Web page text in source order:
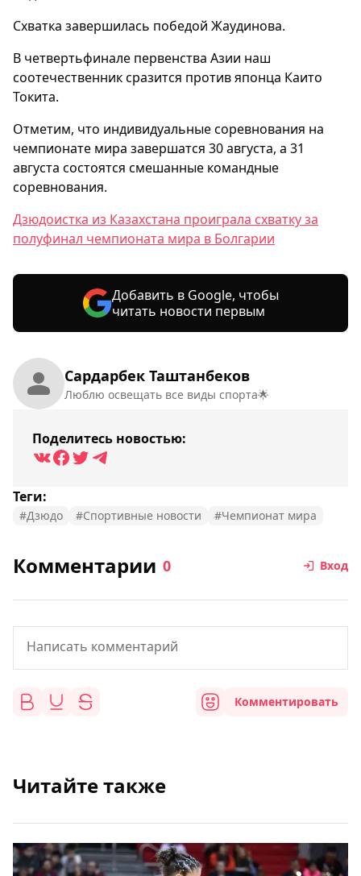
Сардарбек Таштанбеков
Люблю освещать все виды спорта🌟
Поделитесь новостью:
Теги:
#Дзюдо #Спортивные новости #Чемпионат мира
Схватка завершилась победой Жаудинова.
В четвертьфинале первенства Азии наш
соотечественник сразится против японца Каито
Токита.
Отметим, что индивидуальные соревнования на
чемпионате мира завершатся 30 августа, а 31
августа состоятся смешанные командные
соревнования.
Дзюдоистка из Казахстана проиграла схватку за
полуфинал чемпионата мира в Болгарии
Добавить в Google, чтобы
читать новости первым
Комментарии 0 Вход
Комментировать
Читайте также